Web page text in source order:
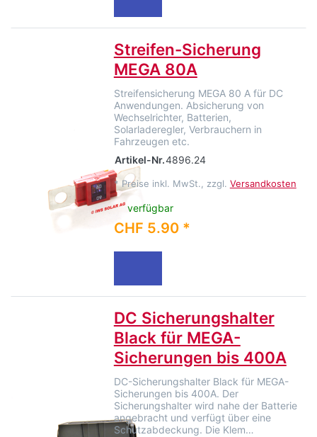
Streifen-Sicherung
MEGA 80A
Streifensicherung MEGA 80 A für DC
Anwendungen. Absicherung von
Wechselrichter, Batterien,
Solarladeregler, Verbrauchern in
Fahrzeugen etc.
Artikel-Nr.4896.24
* Preise inkl. MwSt., zzgl. Versandkosten
verfügbar
CHF 5.90 *
DC Sicherungshalter
Black für MEGA-
Sicherungen bis 400A
DC-Sicherungshalter Black für MEGA-
Sicherungen bis 400A. Der
Sicherungshalter wird nahe der Batterie
angebracht und verfügt über eine
Schutzabdeckung. Die Klem…